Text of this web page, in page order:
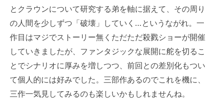
とクラウンについて研究する弟を軸に据えて、その周り
の人間を少しずつ「破壊」していく…というながれ。一
作目はマジでストーリー無くただただ殺戮ショーが開催
していきましたが、ファンタジックな展開に舵を切るこ
とでシナリオに厚みを増しつつ、前回との差別化もつい
て個人的には好みでした。三部作あるのでこれを機に、
三作一気見してみるのも楽しいかもしれませんね。